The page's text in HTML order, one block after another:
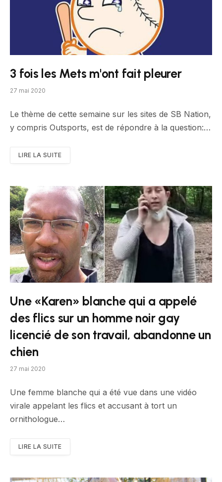
3 fois les Mets m'ont fait pleurer
27 mai 2020
Le thème de cette semaine sur les sites de SB Nation,
y compris Outsports, est de répondre à la question:…
LIRE LA SUITE
Une «Karen» blanche qui a appelé
des flics sur un homme noir gay
licencié de son travail, abandonne un
chien
27 mai 2020
Une femme blanche qui a été vue dans une vidéo
virale appelant les flics et accusant à tort un
ornithologue…
LIRE LA SUITE